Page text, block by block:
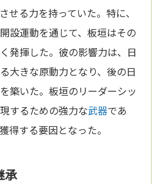
せる力を持っていた。特に、
設運動を通じて、板垣はその
発揮した。彼の影響力は、日
大きな原動力となり、後の日
築いた。板垣のリーダーシッ
するための強力な武器であ
得する要因となった。
承